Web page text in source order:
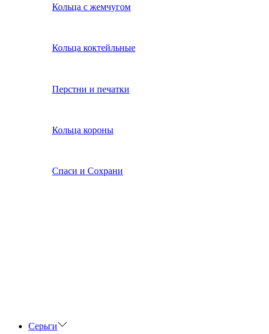
Кольца с жемчугом
Кольца коктейльные
Перстни и печатки
Кольца короны
Спаси и Сохрани
Серьги